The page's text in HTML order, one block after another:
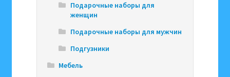
Подарочные наборы для
женщин
Подарочные наборы для мужчин
Подгузники
Мебель